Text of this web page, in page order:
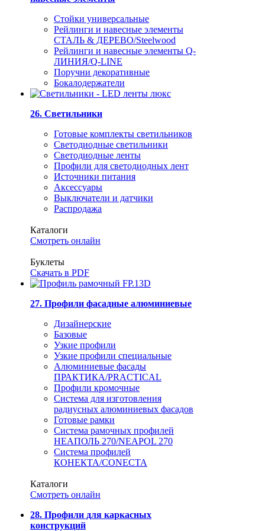
Стойки универсальные
Рейлинги и навесные элементы
СТАЛЬ & ДЕРЕВО/Steelwood
Рейлинги и навесные элементы Q-
ЛИНИЯ/Q-LINE
Поручни декоративные
Бокалодержатели
26. Светильники
Готовые комплекты светильников
Светодиодные светильники
Светодиодные ленты
Профили для светодиодных лент
Источники питания
Аксессуары
Выключатели и датчики
Распродажа
Каталоги
Смотреть онлайн
Буклеты
Скачать в PDF
27. Профили фасадные алюминиевые
Дизайнерские
Базовые
Узкие профили
Узкие профили специальные
Алюминиевые фасады
ПРАКТИКА/PRACTICAL
Профили кромочные
Система для изготовления
радиусных алюминиевых фасадов
Готовые рамки
Система рамочных профилей
НЕАПОЛЬ 270/NEAPOL 270
Система профилей
КОНЕКТА/CONECTA
Каталоги
Смотреть онлайн
28. Профили для каркасных
конструкций